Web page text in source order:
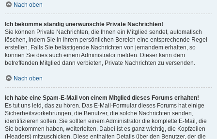
Nach oben
Ich bekomme ständig unerwünschte Private Nachrichten!
Sie können Private Nachrichten, die Ihnen ein Mitglied sendet, automatisch
löschen, indem Sie in Ihrem persönlichen Bereich eine entsprechende Regel
erstellen. Falls Sie belästigende Nachrichten von jemandem erhalten, so
können Sie dies auch einem Administrator melden. Dieser kann dem
betreffenden Mitglied dann verbieten, Private Nachrichten zu versenden.
Nach oben
Ich habe eine Spam-E-Mail von einem Mitglied dieses Forums erhalten!
Es tut uns leid, das zu hören. Das E-Mail-Formular dieses Forums hat einige
Sicherheitsvorkehrungen, die Benutzer, die solche Nachrichten senden,
identifizieren sollen. Sie sollten einem Administrator die komplette E-Mail, die
Sie bekommen haben, weiterleiten. Dabei ist es ganz wichtig, die Kopfzeilen
(Headers) mitzuschicken. Diese enthalten Details über den Benutzer, der die